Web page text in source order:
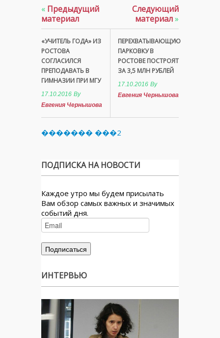
« Предыдущий
материал
«УЧИТЕЛЬ ГОДА» ИЗ
РОСТОВА
СОГЛАСИЛСЯ
ПРЕПОДАВАТЬ В
ГИМНАЗИИ ПРИ МГУ
17.10.2016 By
Евгения Чернышова
Следующий
материал»
ПЕРЕХВАТЫВАЮЩУЮ
ПАРКОВКУ В
РОСТОВЕ ПОСТРОЯТ
ЗА 3,5 МЛН РУБЛЕЙ
17.10.2016 By
Евгения Чернышова
������� ���2
ПОДПИСКА НА НОВОСТИ
Каждое утро мы будем присылать
Вам обзор самых важных и значимых
событий дня.
ИНТЕРВЬЮ